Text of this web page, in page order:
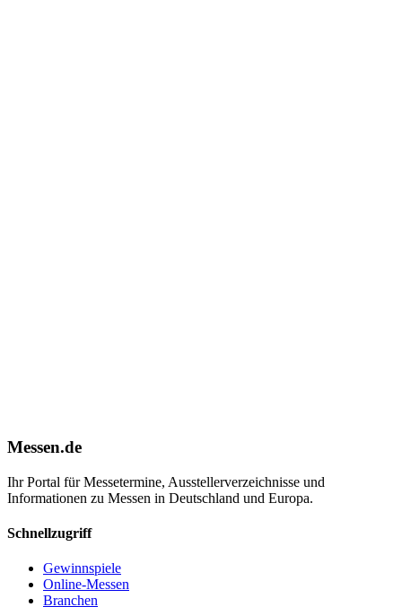
Messen.de
Ihr Portal für Messetermine, Ausstellerverzeichnisse und
Informationen zu Messen in Deutschland und Europa.
Schnellzugriff
Gewinnspiele
Online-Messen
Branchen